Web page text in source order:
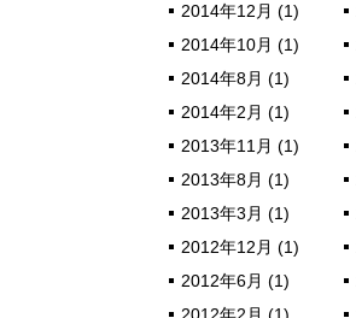
2014年12月 (1)
2014年10月 (1)
2014年8月 (1)
2014年2月 (1)
2013年11月 (1)
2013年8月 (1)
2013年3月 (1)
2012年12月 (1)
2012年6月 (1)